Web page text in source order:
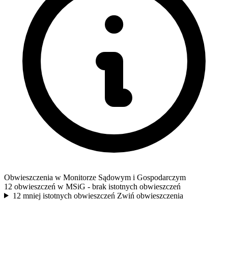
Obwieszczenia w Monitorze Sądowym i Gospodarczym
12 obwieszczeń w MSiG - brak istotnych obwieszczeń
12 mniej istotnych obwieszczeń Zwiń obwieszczenia